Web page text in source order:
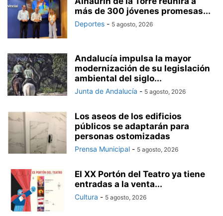
más de 300 jóvenes promesas...
Deportes - 5 agosto, 2026
Andalucía impulsa la mayor
modernización de su legislación
ambiental del siglo...
Junta de Andalucía - 5 agosto, 2026
Los aseos de los edificios
públicos se adaptarán para
personas ostomizadas
Prensa Municipal - 5 agosto, 2026
El XX Portón del Teatro ya tiene
entradas a la venta...
Cultura - 5 agosto, 2026